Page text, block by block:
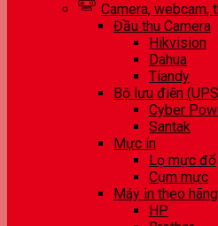
Camera, webcam,
Đầu thu Camera
Hikvision
Dahua
Tiandy
Bộ lưu điện
Cyber
Santak
Mực in
Lọ mực đổ
Cụm mực
Máy in theo hãng
HP